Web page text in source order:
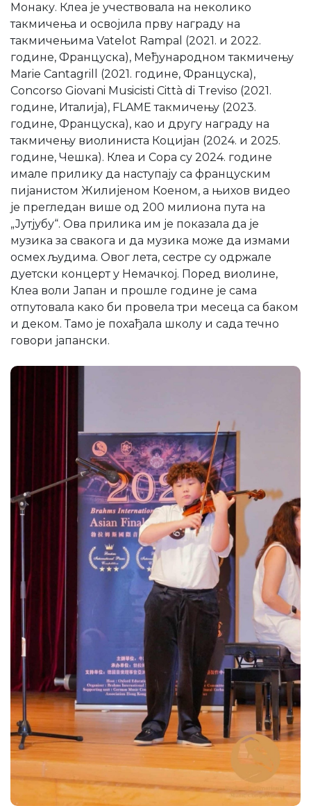
Монаку. Клеа је учествовала на неколико
такмичења и освојила прву награду на
такмичењима Vatelot Rampal (2021. и 2022.
године, Француска), Међународном такмичењу
Marie Cantagrill (2021. године, Француска),
Concorso Giovani Musicisti Città di Treviso (2021.
године, Италија), FLAME такмичењу (2023.
године, Француска), као и другу награду на
такмичењу виолиниста Коцијан (2024. и 2025.
године, Чешка). Клеа и Сора су 2024. године
имале прилику да наступају са француским
пијанистом Жилијеном Коеном, а њихов видео
је прегледан више од 200 милиона пута на
„Јутјубу“. Ова прилика им је показала да је
музика за свакога и да музика може да измами
осмех људима. Овог лета, сестре су одржале
дуетски концерт у Немачкој. Поред виолине,
Клеа воли Јапан и прошле године је сама
отпутовала како би провела три месеца са баком
и деком. Тамо је похађала школу и сада течно
говори јапански.